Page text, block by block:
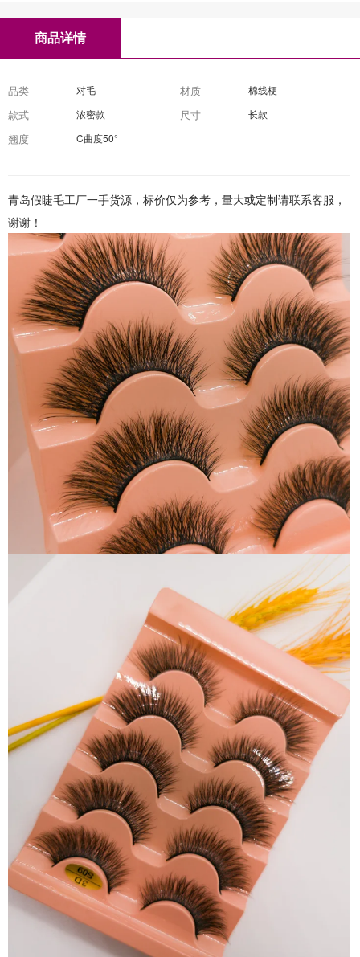
商品详情
品类 对毛 材质 棉线梗
款式 浓密款 尺寸 长款
翘度 C曲度50°
青岛假睫毛工厂一手货源，标价仅为参考，量大或定制请联系客服，
谢谢！